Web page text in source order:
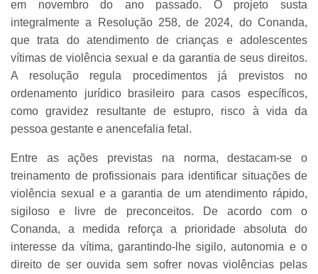
em novembro do ano passado. O projeto susta
integralmente a Resolução 258, de 2024, do Conanda,
que trata do atendimento de crianças e adolescentes
vítimas de violência sexual e da garantia de seus direitos.
A resolução regula procedimentos já previstos no
ordenamento jurídico brasileiro para casos específicos,
como gravidez resultante de estupro, risco à vida da
pessoa gestante e anencefalia fetal.
Entre as ações previstas na norma, destacam-se o
treinamento de profissionais para identificar situações de
violência sexual e a garantia de um atendimento rápido,
sigiloso e livre de preconceitos. De acordo com o
Conanda, a medida reforça a prioridade absoluta do
interesse da vítima, garantindo-lhe sigilo, autonomia e o
direito de ser ouvida sem sofrer novas violências pelas